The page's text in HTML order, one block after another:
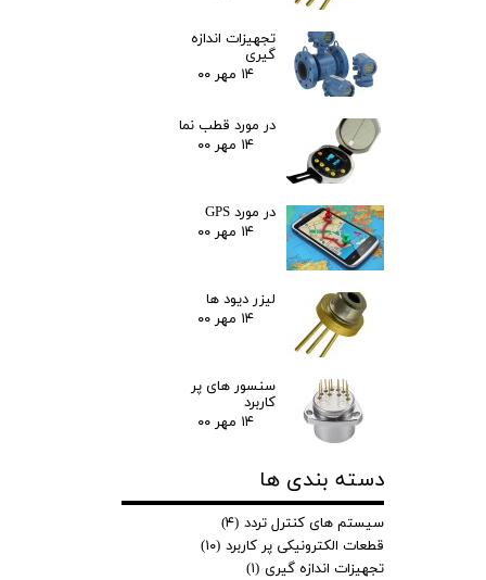
تجهیزات اندازه
گیری
۱۴ مهر ۰۰
در مورد قطب نما
۱۴ مهر ۰۰
در مورد GPS
۱۴ مهر ۰۰
لیزر دیود ها
۱۴ مهر ۰۰
سنسور های پر
کاربرد
۱۴ مهر ۰۰
دسته بندی ها
سیستم های کنترل تردد (۴)
قطعات الکترونیکی پر کاربرد (۱۰)
تجهیزات اندازه گیری (۱)